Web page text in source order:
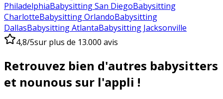
PhiladelphiaBabysitting San DiegoBabysitting
CharlotteBabysitting OrlandoBabysitting
DallasBabysitting AtlantaBabysitting Jacksonville
4,8/5sur plus de 13.000 avis
Retrouvez bien d'autres babysitters
et nounous sur l'appli !